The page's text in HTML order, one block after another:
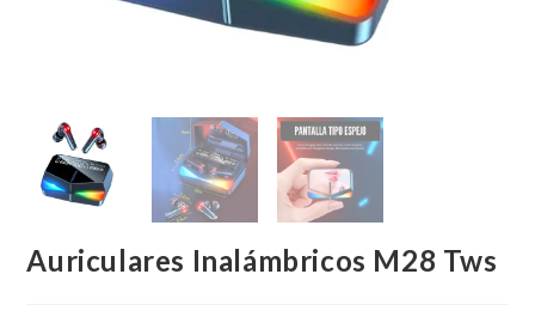
Auriculares Inalámbricos M28 Tws